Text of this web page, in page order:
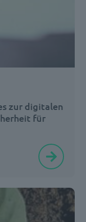
zur digitalen
für